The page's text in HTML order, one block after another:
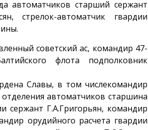
автоматчиков старший сержант
стрелок-автоматчик гвардии
советский ас, командир 47-
флота подполковник
Славы, в том числекомандир
автоматчиков старшина
сержант Г.А.Григорьян, командир
орудийного расчета гвардии